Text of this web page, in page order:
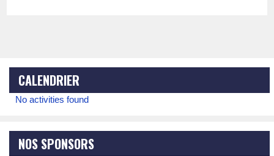
CALENDRIER
No activities found
NOS SPONSORS